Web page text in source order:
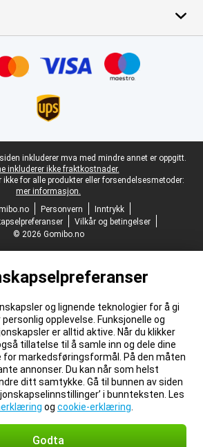
inkluderer mva med mindre annet er oppgitt.
inkluderer ikke fraktkostnader.
ikke for alle produkter eller forsendelsesmetoder:
mer informasjon.
Personvern
Inntrykk
Vilkår og betingelser
© 2026 Gomibo.no
og lignende teknologier for å gi
opplevelse. Funksjonelle og
er alltid aktive. Når du klikker
tillatelse til å samle inn og dele dine
for markedsføringsformål. På den måten
annonser. Du kan når som helst
ditt samtykke. Gå til bunnen av siden
i bunnteksten. Les
og cookie-erklæring
Godta